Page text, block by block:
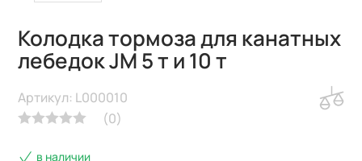
Колодка тормоза для канатных
лебедок JM 5 т и 10 т
(0)
Артикул: L000010
в наличии